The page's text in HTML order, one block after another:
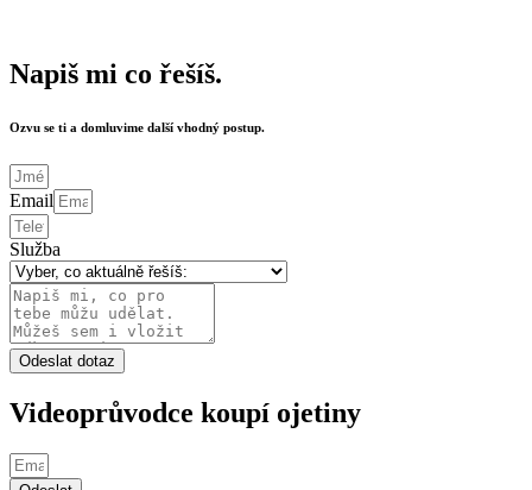
Napiš mi co řešíš.
Ozvu se ti a domluvime další vhodný postup.
Email
Služba
Odeslat dotaz
Videoprůvodce koupí ojetiny